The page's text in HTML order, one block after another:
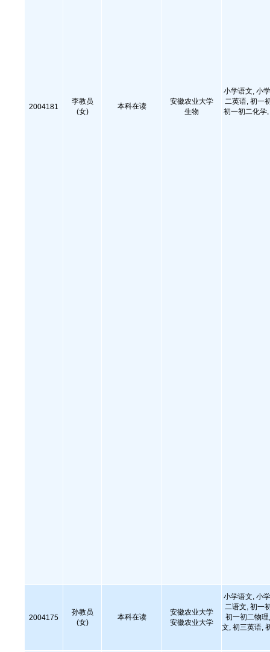
2004181
李教员
(女)
本科在读
安徽农业大学
生物
小学语文, 小
二英语, 初一
初一初二化学
2004175
孙教员
(女)
本科在读
安徽农业大学
安徽农业大学
小学语文, 小
二语文, 初一
初一初二物
文, 初三英语,